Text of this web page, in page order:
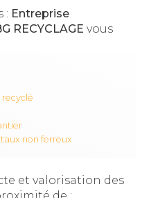
: Entreprise
RECYCLAGE vous
non ferreux
et valorisation des